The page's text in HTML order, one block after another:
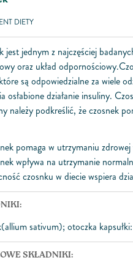
DIETY
jest jednym z najczęściej
oraz układ
są odpowiedzialne za wiele
osłabione działanie insuliny.
należy podkreślić, że czosnek
pomaga w utrzymaniu
wpływa na utrzymanie
czosnku w diecie wspiera
sativum); otoczka
SKŁADNIKI: